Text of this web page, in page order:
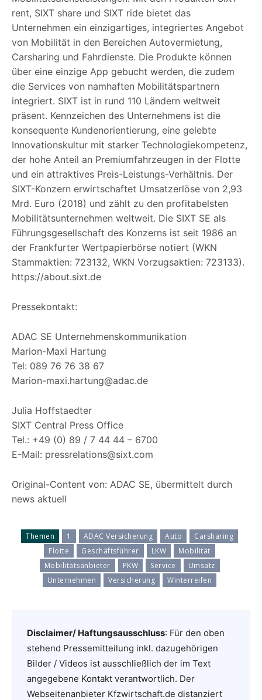
rent, SIXT share und SIXT ride bietet das
Unternehmen ein einzigartiges, integriertes Angebot
von Mobilität in den Bereichen Autovermietung,
Carsharing und Fahrdienste. Die Produkte können
über eine einzige App gebucht werden, die zudem
die Services von namhaften Mobilitätspartnern
integriert. SIXT ist in rund 110 Ländern weltweit
präsent. Kennzeichen des Unternehmens ist die
konsequente Kundenorientierung, eine gelebte
Innovationskultur mit starker Technologiekompetenz,
der hohe Anteil an Premiumfahrzeugen in der Flotte
und ein attraktives Preis-Leistungs-Verhältnis. Der
SIXT-Konzern erwirtschaftet Umsatzerlöse von 2,93
Mrd. Euro (2018) und zählt zu den profitabelsten
Mobilitätsunternehmen weltweit. Die SIXT SE als
Führungsgesellschaft des Konzerns ist seit 1986 an
der Frankfurter Wertpapierbörse notiert (WKN
Stammaktien: 723132, WKN Vorzugsaktien: 723133).
https://about.sixt.de
Pressekontakt:
ADAC SE Unternehmenskommunikation
Marion-Maxi Hartung
Tel: 089 76 76 38 67
Marion-maxi.hartung@adac.de
Julia Hoffstaedter
SIXT Central Press Office
Tel.: +49 (0) 89 / 7 44 44 – 6700
E-Mail: pressrelations@sixt.com
Original-Content von: ADAC SE, übermittelt durch
news aktuell
Themen 1 ADAC Versicherung Auto
Carsharing
Flotte
Geschäftsführer LKW
Mobilität
Mobilitätsanbieter
PKW Service
Umsatz
Unternehmen
Versicherung Winterreifen
Disclaimer/ Haftungsausschluss: Für den oben
stehend Pressemitteilung inkl. dazugehörigen
Bilder / Videos ist ausschließlich der im Text
angegebene Kontakt verantwortlich. Der
Webseitenanbieter Kfzwirtschaft.de distanziert